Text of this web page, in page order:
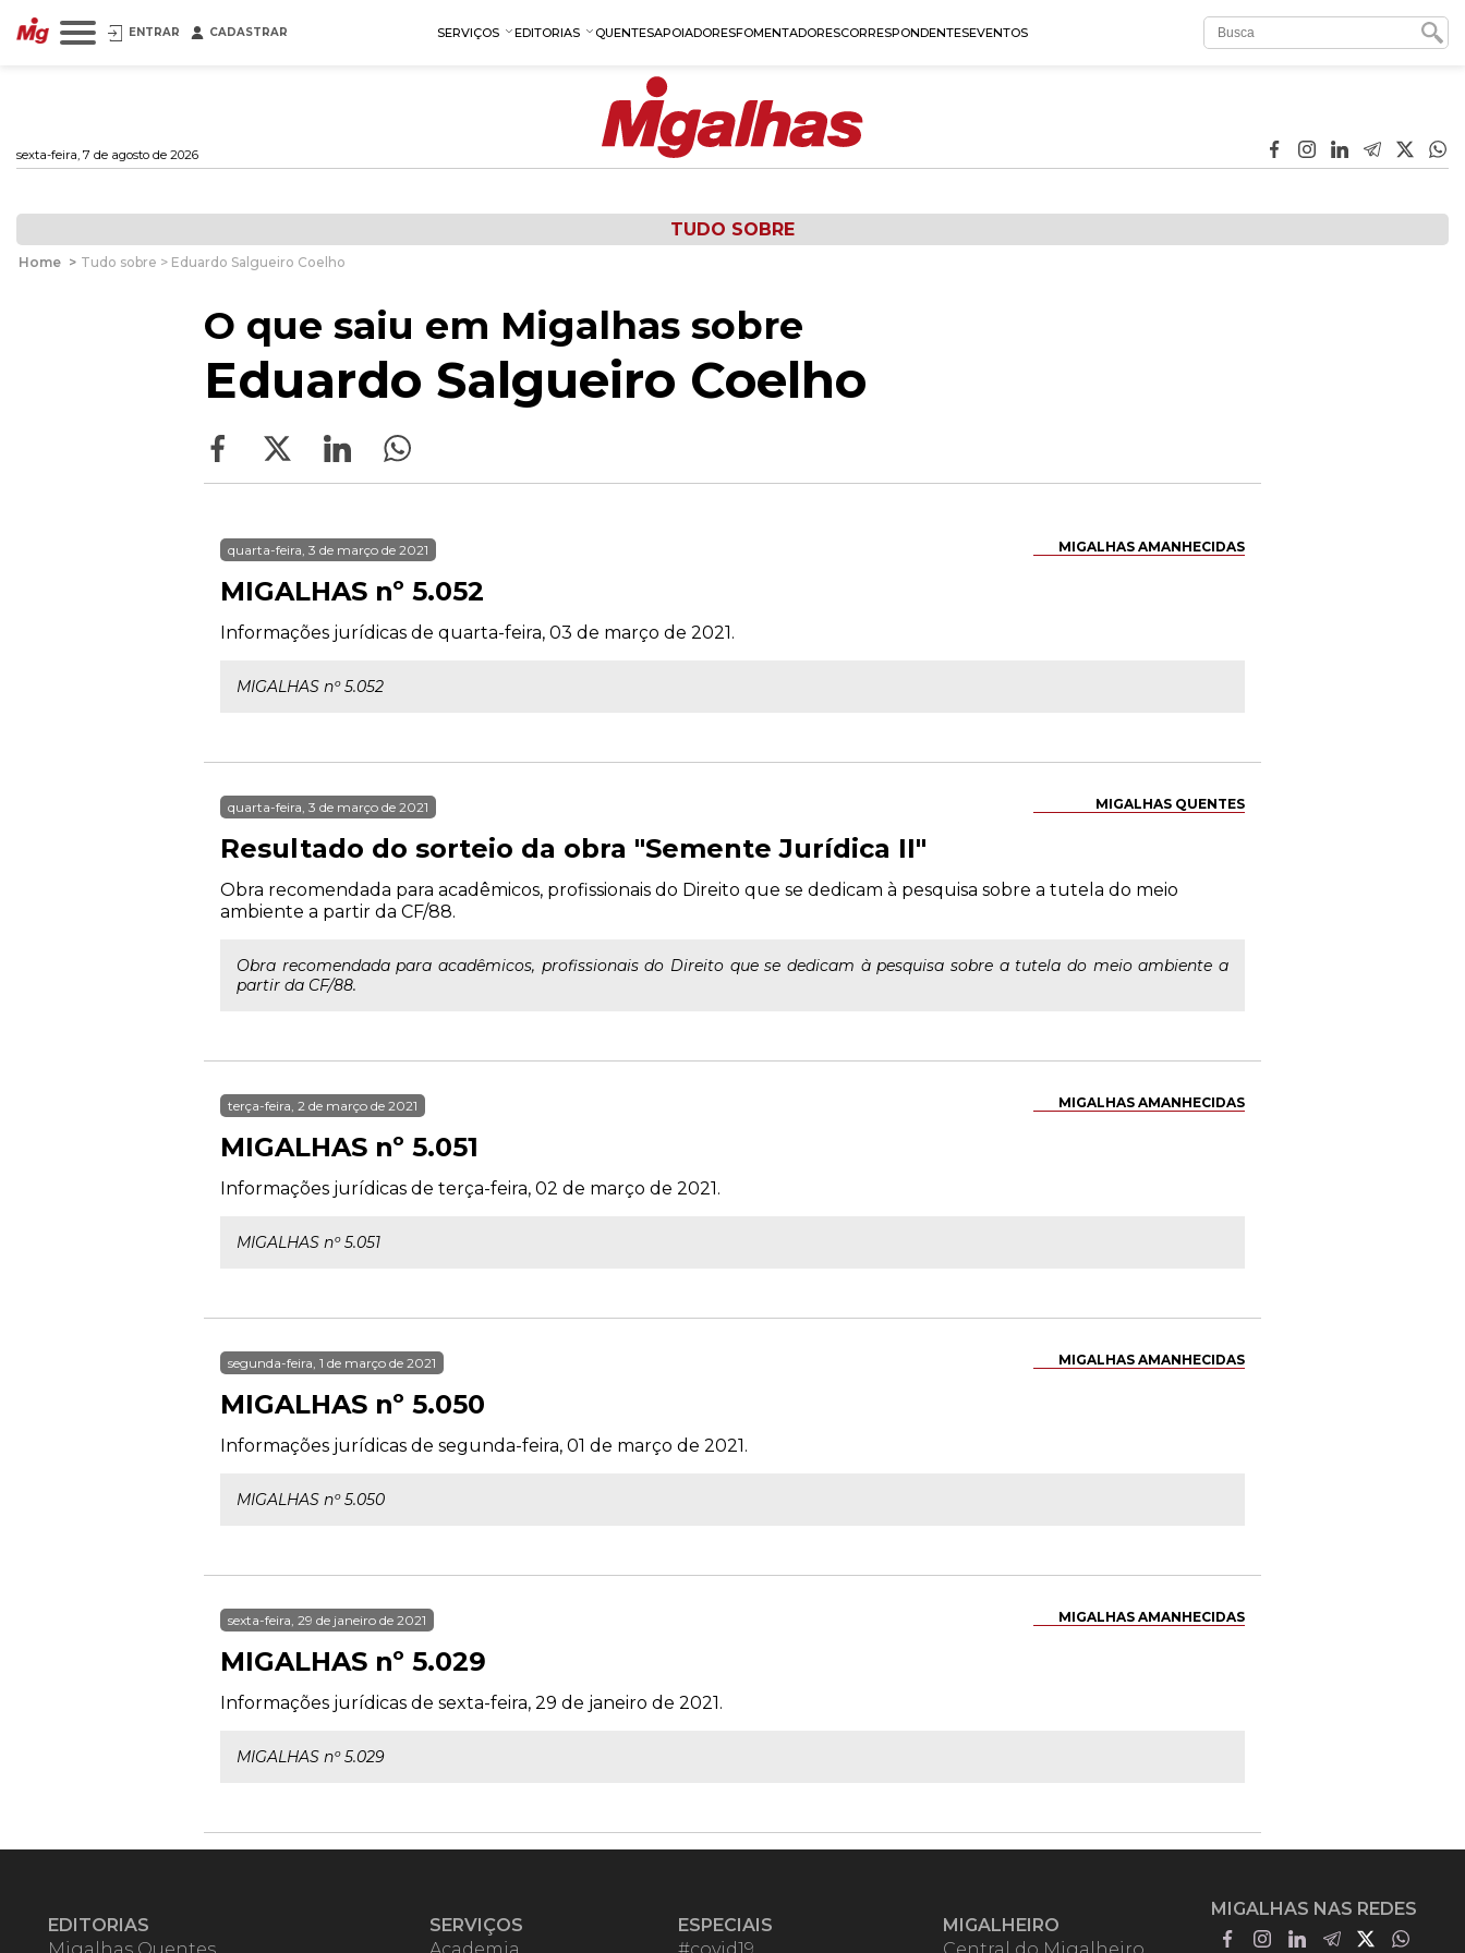
ENTRAR CADASTRAR SERVIÇOS EDITORIAS QUENTESAPOIADORESFOMENTADORESCORRESPONDENTESEVENTOS
sexta-feira, 7 de agosto de 2026
TUDO SOBRE
Home > Tudo sobre > Eduardo Salgueiro Coelho
O que saiu em Migalhas sobre
Eduardo Salgueiro Coelho
MIGALHAS AMANHECIDAS
quarta-feira, 3 de março de 2021
MIGALHAS nº 5.052
Informações jurídicas de quarta-feira, 03 de março de 2021.
MIGALHAS nº 5.052
MIGALHAS QUENTES
quarta-feira, 3 de março de 2021
Resultado do sorteio da obra "Semente Jurídica II"
Obra recomendada para acadêmicos, profissionais do Direito que se dedicam à pesquisa sobre a tutela do meio
ambiente a partir da CF/88.
Obra recomendada para acadêmicos, profissionais do Direito que se dedicam à pesquisa sobre a tutela do meio ambiente a
partir da CF/88.
MIGALHAS AMANHECIDAS
terça-feira, 2 de março de 2021
MIGALHAS nº 5.051
Informações jurídicas de terça-feira, 02 de março de 2021.
MIGALHAS nº 5.051
MIGALHAS AMANHECIDAS
segunda-feira, 1 de março de 2021
MIGALHAS nº 5.050
Informações jurídicas de segunda-feira, 01 de março de 2021.
MIGALHAS nº 5.050
MIGALHAS AMANHECIDAS
sexta-feira, 29 de janeiro de 2021
MIGALHAS nº 5.029
Informações jurídicas de sexta-feira, 29 de janeiro de 2021.
MIGALHAS nº 5.029
EDITORIAS
SERVIÇOS
ESPECIAIS
MIGALHEIRO
MIGALHAS NAS REDES